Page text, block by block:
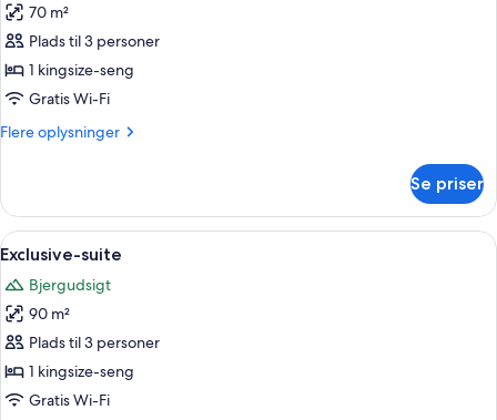
af
Deluxe-
suite
70 m²
Plads til 3 personer
1 kingsize-seng
Gratis Wi-Fi
Flere oplysninger
Flere
suite
Se priser
Indlæs
alle
billeder
af
Exclusive-
suite
Exclusive-suite | Premium-sengetøj,
42
Exclusive-suite
Bjergudsigt
90 m²
Plads til 3 personer
1 kingsize-seng
Gratis Wi-Fi